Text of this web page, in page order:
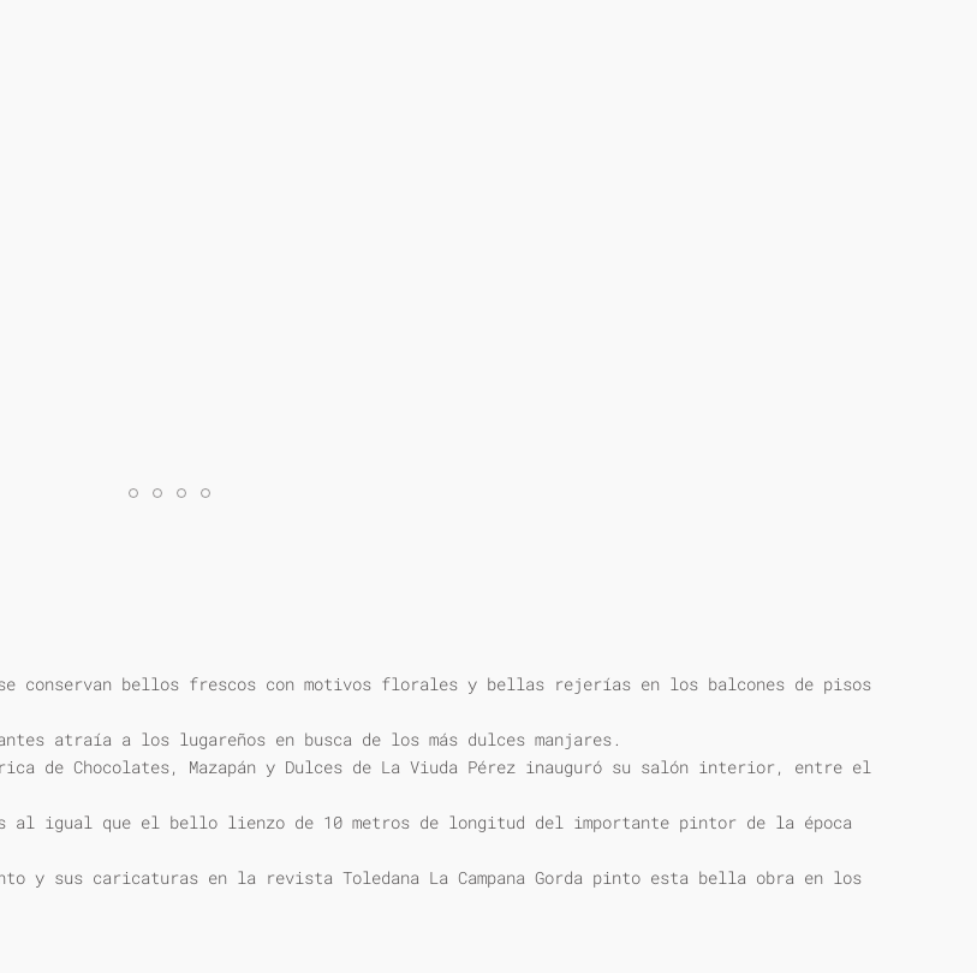
se conservan bellos frescos con motivos florales y bellas rejerías en los balcones de pisos
atraía a los lugareños en busca de los más dulces manjares.
de Chocolates, Mazapán y Dulces de La Viuda Pérez inauguró su salón interior, entre el
al igual que el bello lienzo de 10 metros de longitud del importante pintor de la época
y sus caricaturas en la revista Toledana La Campana Gorda pinto esta bella obra en los